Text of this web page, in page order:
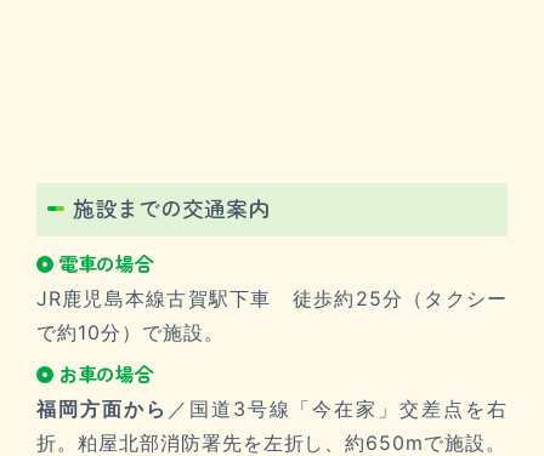
施設までの交通案内
電車の場合
JR鹿児島本線古賀駅下車 徒歩約25分（タクシー
で約10分）で施設。
お車の場合
福岡方面から ／国道3号線「今在家」交差点を右
折。粕屋北部消防署先を左折し、約650mで施設。